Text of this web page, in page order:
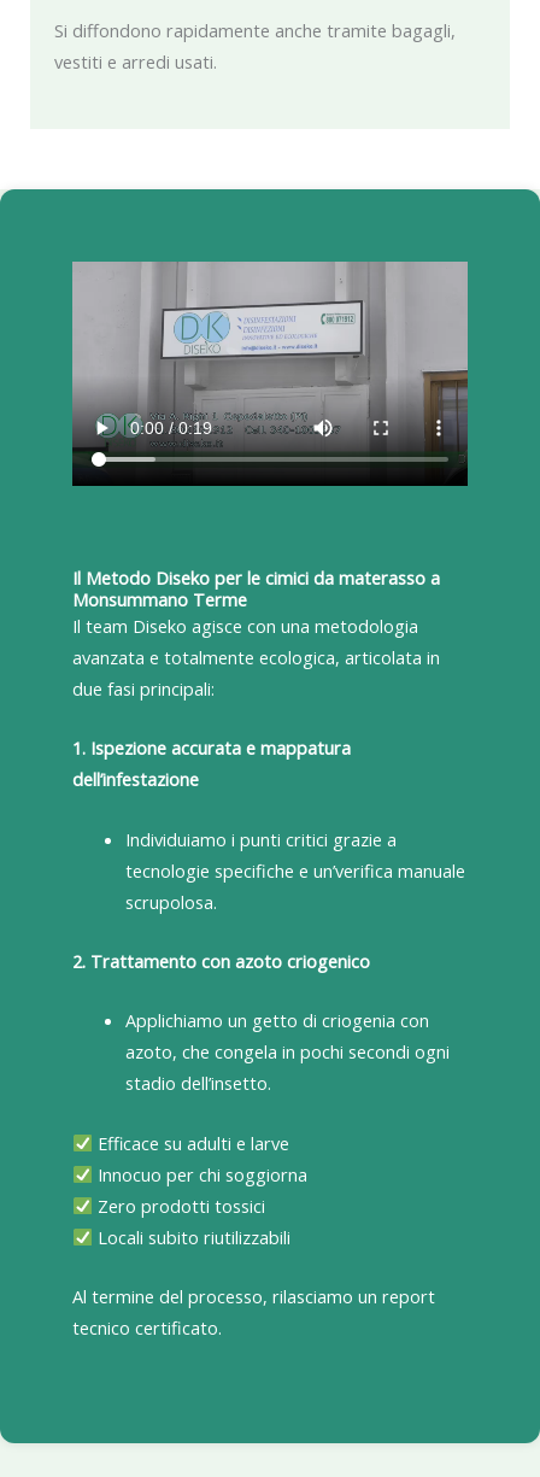
Si diffondono rapidamente anche tramite bagagli,
vestiti e arredi usati.
Il Metodo Diseko per le cimici da materasso a
Monsummano Terme
Il team Diseko agisce con una metodologia
avanzata e totalmente ecologica, articolata in
due fasi principali:
1. Ispezione accurata e mappatura
dell’infestazione
Individuiamo i punti critici grazie a
tecnologie specifiche e un’verifica manuale
scrupolosa.
2. Trattamento con azoto criogenico
Applichiamo un getto di criogenia con
azoto, che congela in pochi secondi ogni
stadio dell’insetto.
Efficace su adulti e larve
Innocuo per chi soggiorna
Zero prodotti tossici
Locali subito riutilizzabili
Al termine del processo, rilasciamo un report
tecnico certificato.